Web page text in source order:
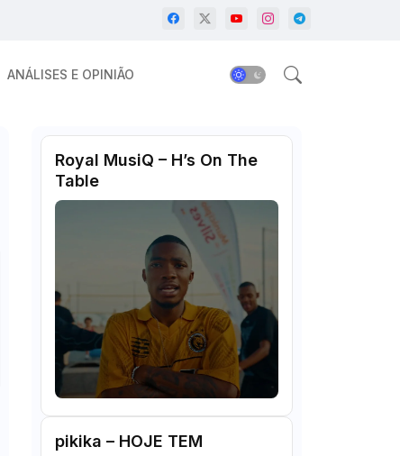
ANÁLISES E OPINIÃO
Royal MusiQ – H’s On The
Table
pikika – HOJE TEM